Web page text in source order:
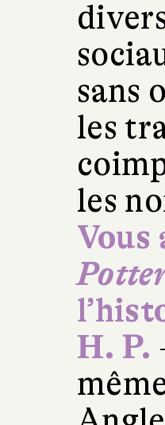
sans
les
les
Vous
H. P.